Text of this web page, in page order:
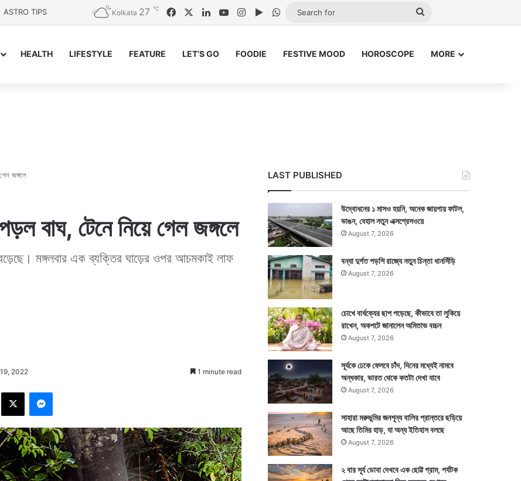
ASTRO TIPS Kolkata 27 ℃ FacebookLinkedInYouTubeInstagram
Google Play
WhatsApp
HEALTH LIFESTYLE FEATURE LET’S GO FOODIE FESTIVE MOOD HOROSCOPE MORE
জঙ্গলে
বাঘ, টেনে নিয়ে গেল জঙ্গলে
মঙ্গলবার এক ব্যক্তির ঘাড়ের ওপর আচমকাই লাফ
2022 1 minute read
LAST PUBLISHED
উদ্বোধনের ১ মাসও হয়নি, অনেক জায়গায় ফাটল,
ভাঙন, বেহাল নতুন এক্সপ্রেসওয়ে
August 7, 2026
বন্যা দুর্গত পড়শি রাজ্যে নতুন চিন্তা ধানসিঁড়ি
August 7, 2026
চোখে বার্ধক্যের ছাপ পড়েছে, কীভাবে তা লুকিয়ে
রাখেন, অকপটে জানালেন অমিতাভ বচ্চন
August 7, 2026
সূর্যকে ঢেকে ফেলবে চাঁদ, দিনের মধ্যেই নামবে
অন্ধকার, ভারত থেকে কতটা দেখা যাবে
August 7, 2026
সাহারা মরুভূমির জনশূন্য বালির প্রান্তরে ছড়িয়ে
আছে তিমির হাড়, যা অন্য ইতিহাস বলছে
August 7, 2026
২ বার সূর্য ডোবা দেখবে এক ছোট্ট গ্রাম, পর্যটক